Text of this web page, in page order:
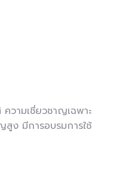
ความเชี่ยวชาญเฉพาะ
สูง มีการอบรมการใช้